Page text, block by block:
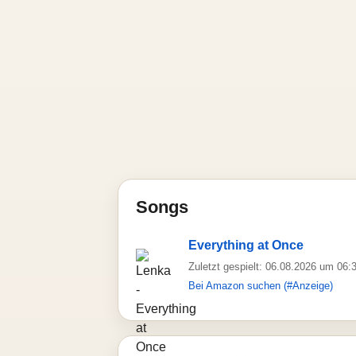
Songs
Everything at Once
Zuletzt gespielt: 06.08.2026 um
Bei Amazon suchen (#Anzeige)